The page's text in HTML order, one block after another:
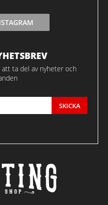
ta del av nyheter och
SKICKA